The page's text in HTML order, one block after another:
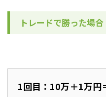
トレードで勝った場合
1回目：10万＋1万円